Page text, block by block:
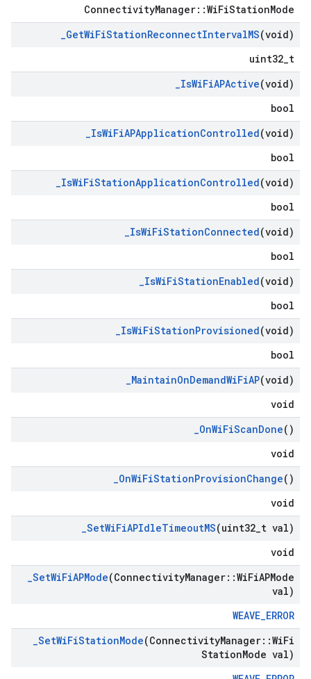
ConnectivityManager::WiFiStationMode
_GetWiFiStationReconnectIntervalMS(void)
uint32_t
_IsWiFiAPActive(void)
bool
_IsWiFiAPApplicationControlled(void)
bool
_IsWiFiStationApplicationControlled(void)
bool
_IsWiFiStationConnected(void)
bool
_IsWiFiStationEnabled(void)
bool
_IsWiFiStationProvisioned(void)
bool
_MaintainOnDemandWiFiAP(void)
void
_OnWiFiScanDone()
void
_OnWiFiStationProvisionChange()
void
_SetWiFiAPIdleTimeoutMS(uint32 t val)
void
_SetWiFiAPMode(ConnectivityManager::WiFiAPMode
val)
WEAVE_ERROR
_SetWiFiStationMode(ConnectivityManager::WiFi
StationMode val)